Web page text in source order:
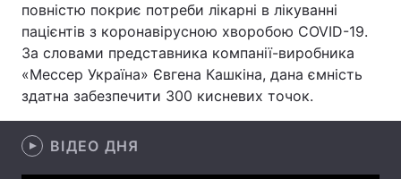
Техно і зв'язок Лайт
Зброя Інциденти
Здоров'я Туризм
повністю покриє потреби лікарні в лікуванні
пацієнтів з коронавірусною хворобою COVID-19.
За словами представника компанії-виробника
«Мессер Україна» Євгена Кашкіна, дана ємність
здатна забезпечити 300 кисневих точок.
ВІДЕО ДНЯ